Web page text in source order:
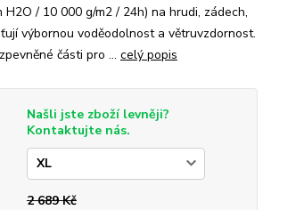
H2O / 10 000 g/m2 / 24h) na hrudi, zádech,
výbornou voděodolnost a větruvzdornost.
části pro ... celý popis
Našli jste zboží levněji?
Kontaktujte nás.
2 689 Kč